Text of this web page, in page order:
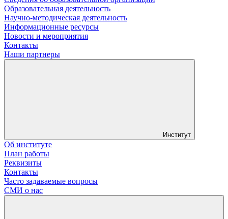
Образовательная деятельность
Научно-методическая деятельность
Информационные ресурсы
Новости и мероприятия
Контакты
Наши партнеры
Институт
Об институте
План работы
Реквизиты
Контакты
Часто задаваемые вопросы
СМИ о нас